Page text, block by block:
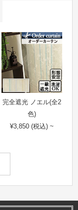
完全遮光 ノエル(全2
色)
¥3,850 (税込) ~